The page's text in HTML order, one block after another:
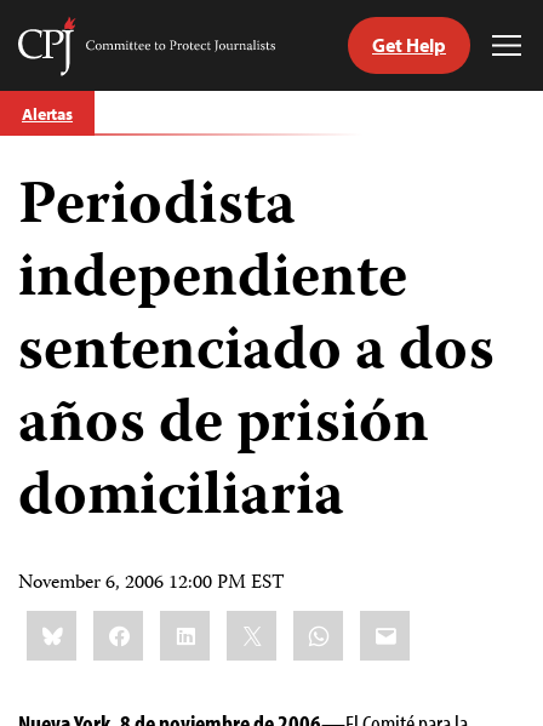
Skip
to
Committee
Journalists
Get Help
Alertas
Periodista
independiente
sentenciado a dos
años de prisión
domiciliaria
November 6, 2006 12:00 PM EST
Share
this:BlueskyFacebookLinkedIn WhatsApp
Email